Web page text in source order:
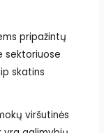
pripažintų
sektoriuose
skatins
viršutinės